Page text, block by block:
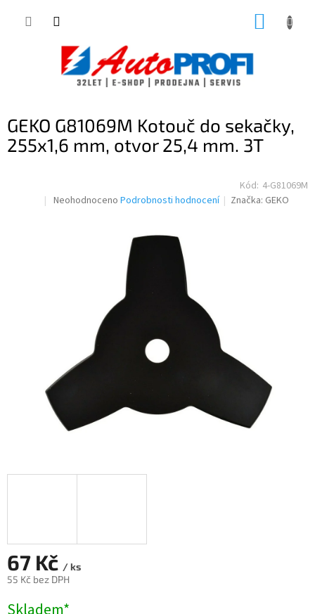
GEKO G81069M Kotouč do sekačky,
255x1,6 mm, otvor 25,4 mm. 3T
Kód: 4-G81069M
Průměrné
Neohodnoceno Podrobnosti hodnocení Značka: GEKO
67 Kč / ks
55 Kč bez DPH